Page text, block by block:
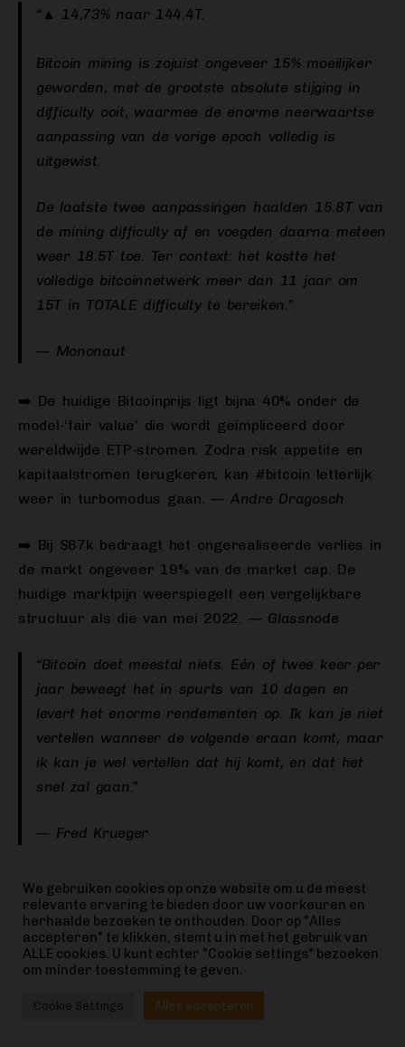
“▲ 14,73% naar 144.4T.
Bitcoin mining is zojuist ongeveer 15% moeilijker
geworden, met de grootste absolute stijging in
difficulty ooit, waarmee de enorme neerwaartse
aanpassing van de vorige epoch volledig is
uitgewist.
De laatste twee aanpassingen haalden 15.8T van
de mining difficulty af en voegden daarna meteen
weer 18.5T toe. Ter context: het kostte het
volledige bitcoinnetwerk meer dan 11 jaar om
15T in TOTALE difficulty te bereiken.”
— Mononaut
➡️ De huidige Bitcoinprijs ligt bijna 40% onder de
model-‘fair value’ die wordt geïmpliceerd door
wereldwijde ETP-stromen. Zodra risk appetite en
kapitaalstromen terugkeren, kan #bitcoin letterlijk
weer in turbomodus gaan.— Andre Dragosch
➡️ Bij $67k bedraagt het ongerealiseerde verlies in
de markt ongeveer 19% van de market cap. De
huidige marktpijn weerspiegelt een vergelijkbare
structuur als die van mei 2022. — Glassnode
“Bitcoin doet meestal niets. Eén of twee keer per
jaar beweegt het in spurts van 10 dagen en
levert het enorme rendementen op. Ik kan je niet
vertellen wanneer de volgende eraan komt, maar
ik kan je wel vertellen dat hij komt, en dat het
snel zal gaan.”
— Fred Krueger
Ik kan serieus niet geloven dat mensen niet zoveel
mogelijk Bitcoin kopen op $67.000. Hoeveel lager
denk je dat het nog kan gaan? De fair value versus
goud ligt al boven $180.000 — we zijn nog nooit zo
ondergewaardeerd geweest ten opzichte van
edelmetalen — maar goed, dat zijn slechts mijn
We gebruiken cookies op onze website om u de meest
relevante ervaring te bieden door uw voorkeuren en
herhaalde bezoeken te onthouden. Door op "Alles
accepteren" te klikken, stemt u in met het gebruik van
ALLE cookies. U kunt echter "Cookie settings" bezoeken
om minder toestemming te geven.
Cookie Settings Alles accepteren